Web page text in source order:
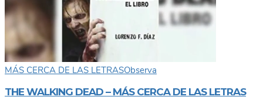
MÁS CERCA DE LAS LETRASObserva
THE WALKING DEAD – MÁS CERCA DE LAS LETRAS